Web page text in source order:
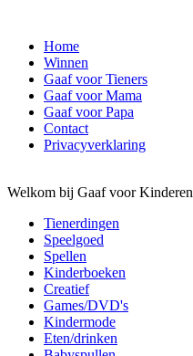
Home
Winnen
Gaaf voor Tieners
Gaaf voor Mama
Gaaf voor Papa
Contact
Privacyverklaring
Welkom bij Gaaf voor Kinderen
Tienerdingen
Speelgoed
Spellen
Kinderboeken
Creatief
Games/DVD's
Kindermode
Eten/drinken